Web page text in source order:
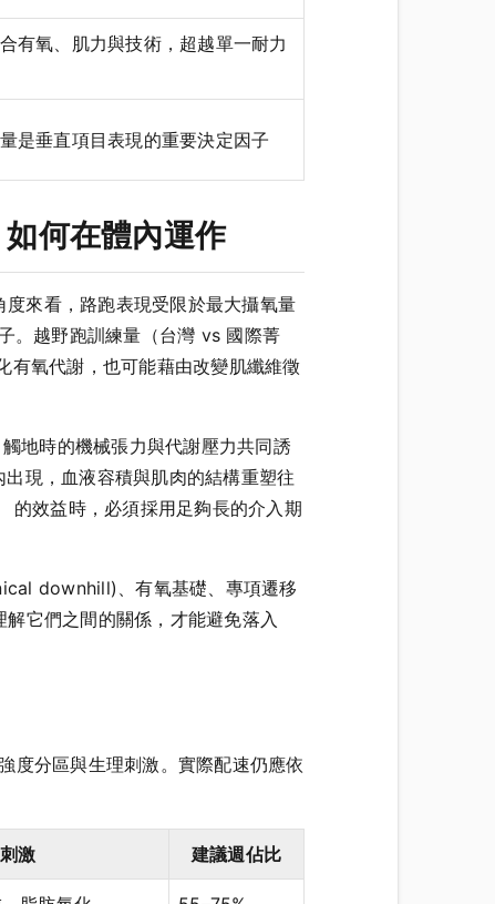
有氧、肌力與技術，超越單一耐力
是垂直項目表現的重要決定因子
何在體內運作
來看，路跑表現受限於最大攝氧量
。越野跑訓練量（台灣 vs 國際菁
有氧代謝，也可能藉由改變肌纖維徵
地時的機械張力與代謝壓力共同誘
現，血液容積與肌肉的結構重塑往
效益時，必須採用足夠長的介入期
downhill)、有氧基礎、專項遷移
它們之間的關係，才能避免落入
度分區與生理刺激。實際配速仍應依
激 建議週佔比